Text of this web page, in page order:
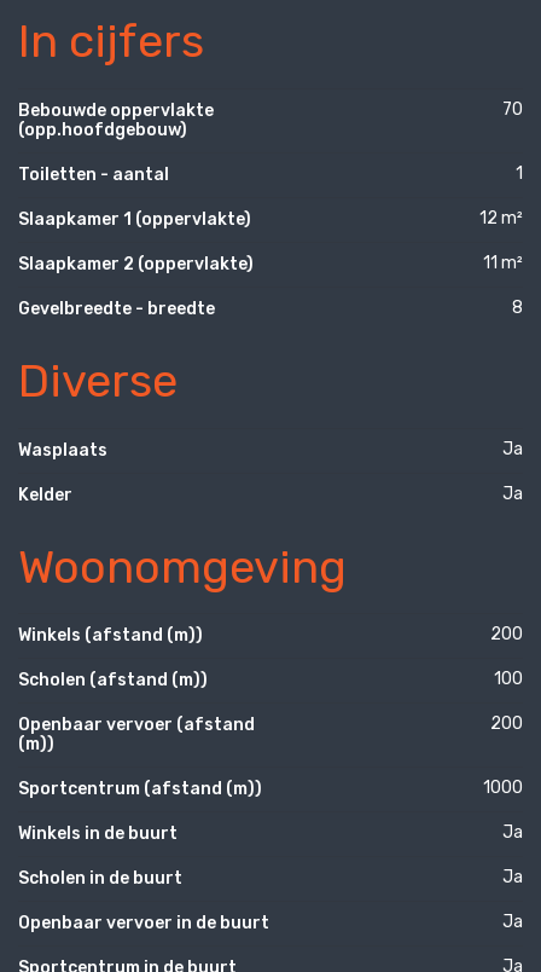
In cijfers
Bebouwde oppervlakte
(opp.hoofdgebouw)
70
Toiletten - aantal 1
Slaapkamer 1 (oppervlakte) 12 m²
Slaapkamer 2 (oppervlakte) 11 m²
Gevelbreedte - breedte 8
Diverse
Wasplaats Ja
Kelder Ja
Woonomgeving
Winkels (afstand (m)) 200
Scholen (afstand (m)) 100
Openbaar vervoer (afstand
(m))
200
Sportcentrum (afstand (m)) 1000
Winkels in de buurt Ja
Scholen in de buurt Ja
Openbaar vervoer in de buurt Ja
Ja